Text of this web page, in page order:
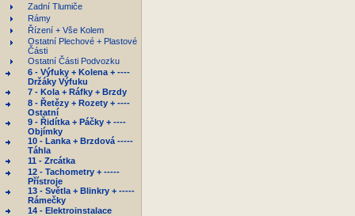
Zadní Tlumiče
Rámy
Řízení + Vše Kolem
Ostatní Plechové + Plastové
Části
Ostatní Části Podvozku
6 - Výfuky + Kolena + ----
Držáky Výfuku
7 - Kola + Ráfky + Brzdy
8 - Řetězy + Rozety + ----
Ostatní
9 - Řidítka + Páčky + ----
Objímky
10 - Lanka + Brzdová -----
Táhla
11 - Zrcátka
12 - Tachometry + -----
Přístroje
13 - Světla + Blinkry + -----
Rámečky
14 - Elektroinstalace